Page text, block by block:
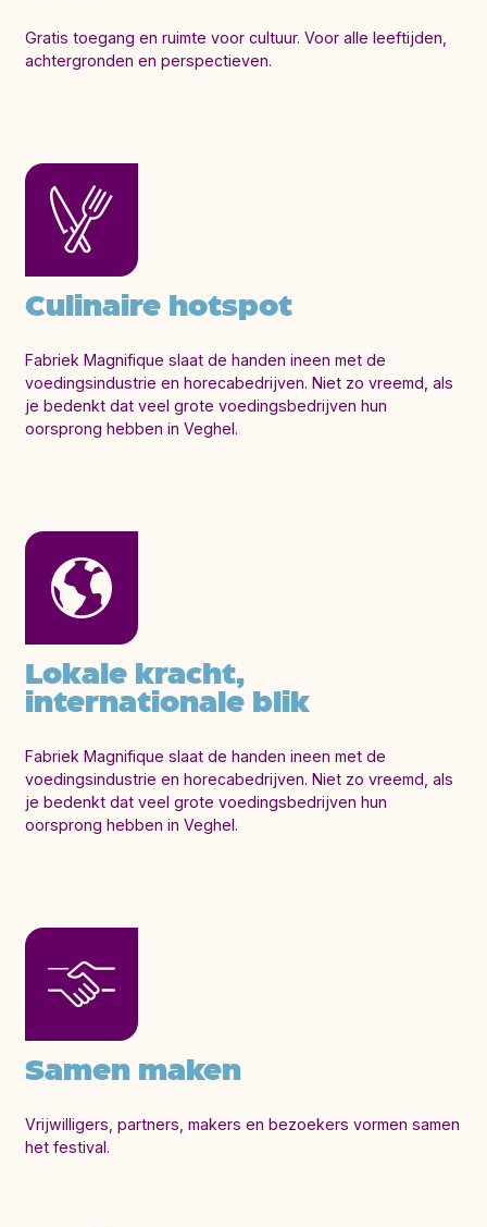
Gratis toegang en ruimte voor cultuur. Voor alle leeftijden,
achtergronden en perspectieven.
Culinaire hotspot
Fabriek Magnifique slaat de handen ineen met de
voedingsindustrie en horecabedrijven. Niet zo vreemd, als
je bedenkt dat veel grote voedingsbedrijven hun
oorsprong hebben in Veghel.
Lokale kracht,
internationale blik
Fabriek Magnifique slaat de handen ineen met de
voedingsindustrie en horecabedrijven. Niet zo vreemd, als
je bedenkt dat veel grote voedingsbedrijven hun
oorsprong hebben in Veghel.
Samen maken
Vrijwilligers, partners, makers en bezoekers vormen samen
het festival.